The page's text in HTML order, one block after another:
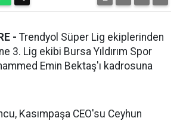
- Trendyol Süper Lig ekiplerinden
3. Lig ekibi Bursa Yıldırım Spor
Emin Bektaş'ı kadrosuna
Kasımpaşa CEO'su Ceyhun